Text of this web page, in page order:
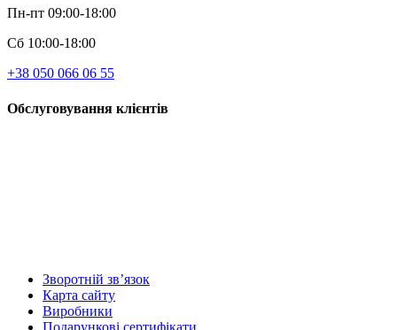
Пн-пт 09:00-18:00
Сб 10:00-18:00
+38 050 066 06 55
Обслуговування клієнтів
Зворотній зв’язок
Карта сайту
Виробники
Подарункові сертифікати